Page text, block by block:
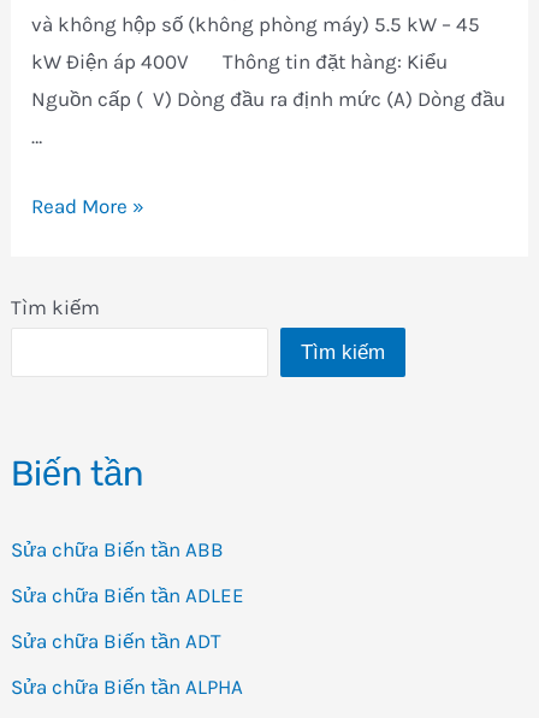
Tìm kiếm
Tìm kiếm
Biến tần
Sửa chữa Biến tần ABB
Sửa chữa Biến tần ADLEE
Sửa chữa Biến tần ADT
Sửa chữa Biến tần ALPHA
và không hộp số (không phòng máy) 5.5 kW – 45
kW Điện áp 400V Thông tin đặt hàng: Kiểu
Nguồn cấp ( V) Dòng đầu ra định mức (A) Dòng đầu
…
Biến
ES
Read More »